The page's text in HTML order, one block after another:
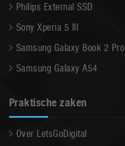
Philips External SSD
Sony Xperia 5 III
Samsung Galaxy Book 2 Pro
Samsung Galaxy A54
Praktische zaken
Over LetsGoDigital